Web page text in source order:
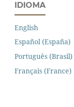
IDIOMA
English
Español (España)
Português (Brasil)
Français (France)